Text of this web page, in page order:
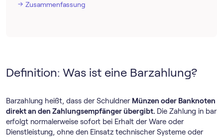
Zusammenfassung
Definition: Was ist eine Barzahlung?
Barzahlung heißt, dass der Schuldner Münzen oder Banknoten
direkt an den Zahlungsempfänger übergibt. Die Zahlung in bar
erfolgt normalerweise sofort bei Erhalt der Ware oder
Dienstleistung, ohne den Einsatz technischer Systeme oder